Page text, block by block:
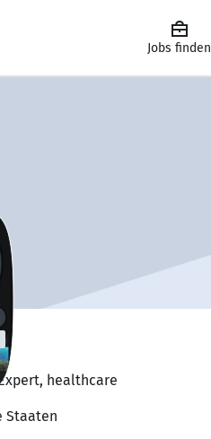
Jobs finden
healthcare
Staaten